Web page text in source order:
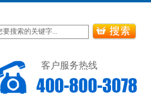
客户服务热线